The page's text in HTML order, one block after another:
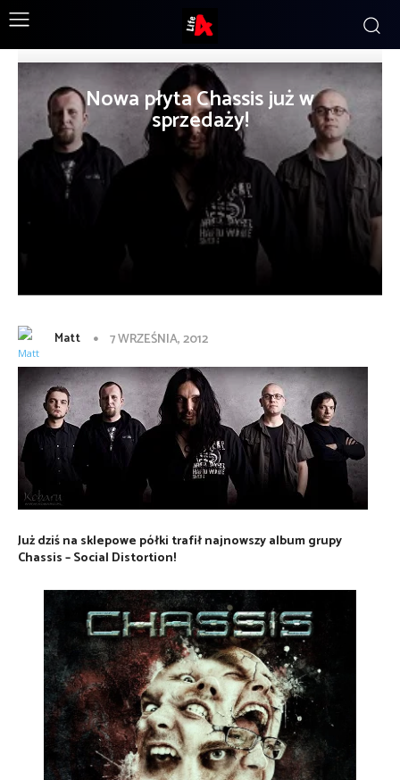
Nowa płyta Chassis już w
sprzedaży!
Matt 7 WRZEŚNIA, 2012
Już dziś na sklepowe półki trafił najnowszy album grupy
Chassis – Social Distortion!